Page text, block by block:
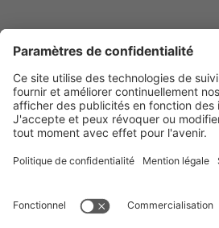
VOGELSANG BELGIUM N.V.
Slingerstraat 50
8820 Torhout
Belgique
Téléphone:+32 51 81 96 40